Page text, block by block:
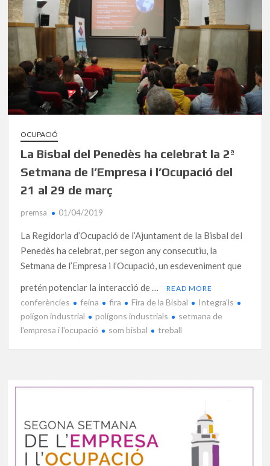
OCUPACIÓ
La Bisbal del Penedès ha celebrat la 2ª
Setmana de l’Empresa i l’Ocupació del
21 al 29 de març
premsa 01/04/2019
La Regidoria d’Ocupació de l’Ajuntament de la Bisbal del
Penedès ha celebrat, per segon any consecutiu, la
Setmana de l’Empresa i l’Ocupació, un esdeveniment que
pretén potenciar la interacció de …
READ MORE
conferències feina fira Fira de la Bisbal
Integra'ls
polígon industrial
polígons industrials
setmana de
l'empresa i l'ocupació
som bisbal treball